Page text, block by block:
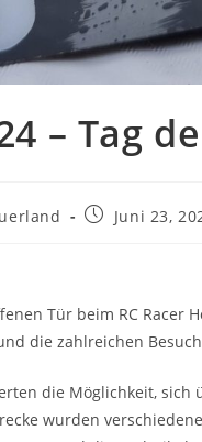
– Tag
Juni 23,
Tür beim RC Racer
die zahlreichen
die Möglichkeit, sich
wurden